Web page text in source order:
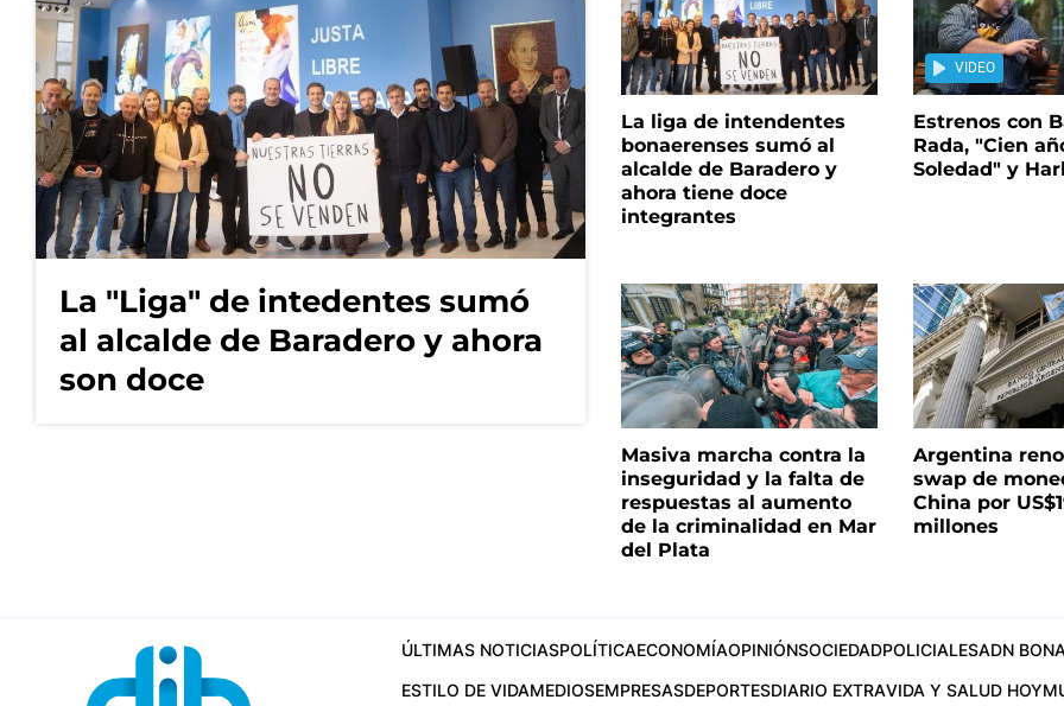
La "Liga" de intedentes sumó
al alcalde de Baradero y ahora
son doce
La liga de intendentes
bonaerenses sumó al
alcalde de Baradero y
ahora tiene doce
integrantes
VIDEO
Estrenos con
Rada, "Cien
Soledad" y
Masiva marcha contra la
inseguridad y la falta de
respuestas al aumento
de la criminalidad en Mar
del Plata
Argentina
swap de
China por
millones
ÚLTIMAS NOTICIASPOLÍTICAECONOMÍAOPINIÓNSOCIEDADPOLICIALESADN
ESTILO DE VIDAMEDIOSEMPRESASDEPORTESDIARIO EXTRAVIDA Y SALUD HOY